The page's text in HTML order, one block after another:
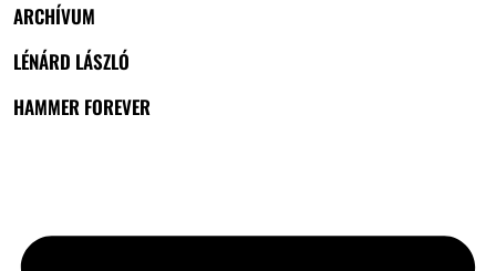
ARCHÍVUM
LÉNÁRD LÁSZLÓ
HAMMER FOREVER